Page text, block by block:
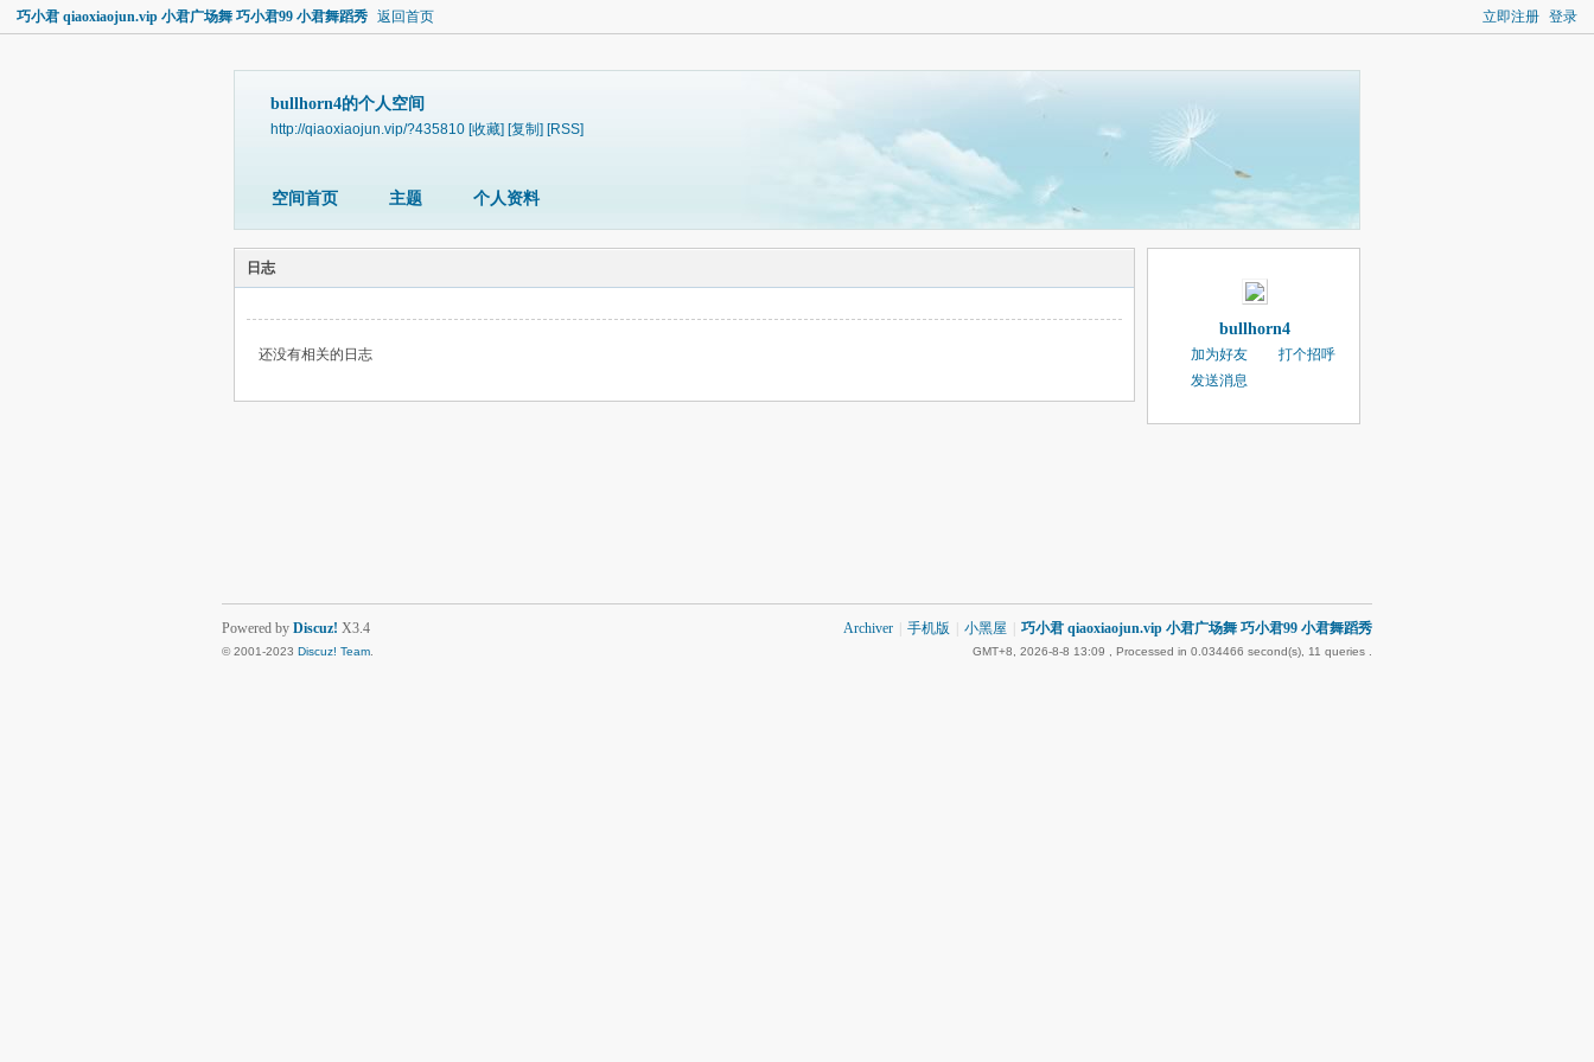
立即注册 登录
巧小君 qiaoxiaojun.vip 小君广场舞 巧小君99 小君舞蹈秀 返回首页
bullhorn4的个人空间
http://qiaoxiaojun.vip/?435810 [收藏] [复制] [RSS]
空间首页 主题 个人资料
日志
还没有相关的日志
bullhorn4
加为好友
打个招呼
发送消息
Archiver 手机版 小黑屋 巧小君 qiaoxiaojun.vip 小君广场舞 巧小君99 小君舞蹈秀
GMT+8, 2026-8-8 13:09 , Processed in 0.034466 second(s), 11 queries .
Powered by Discuz! X3.4
© 2001-2023 Discuz! Team